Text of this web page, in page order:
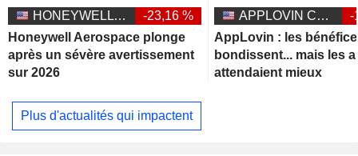
HONEYWELL AEROSPACE INC.
-23,16 %
Honeywell Aerospace plonge
après un sévère avertissement
sur 2026
APPLOVIN CORPORATION
-
AppLovin : les
bondissent... mais les
attendaient mieux
Plus d'actualités qui impactent